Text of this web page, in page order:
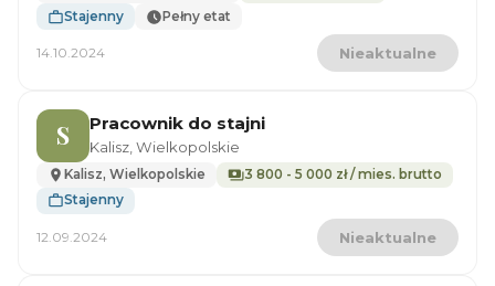
Stajenny
Pełny etat
14.10.2024 Nieaktualne
S Pracownik do stajni
Kalisz, Wielkopolskie
Kalisz, Wielkopolskie
3 800 - 5 000 zł / mies. brutto
Stajenny
12.09.2024 Nieaktualne